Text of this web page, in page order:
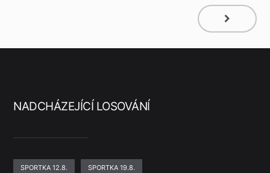
NADCHÁZEJÍCÍ LOSOVÁNÍ
SPORTKA 12.8. SPORTKA 19.8.